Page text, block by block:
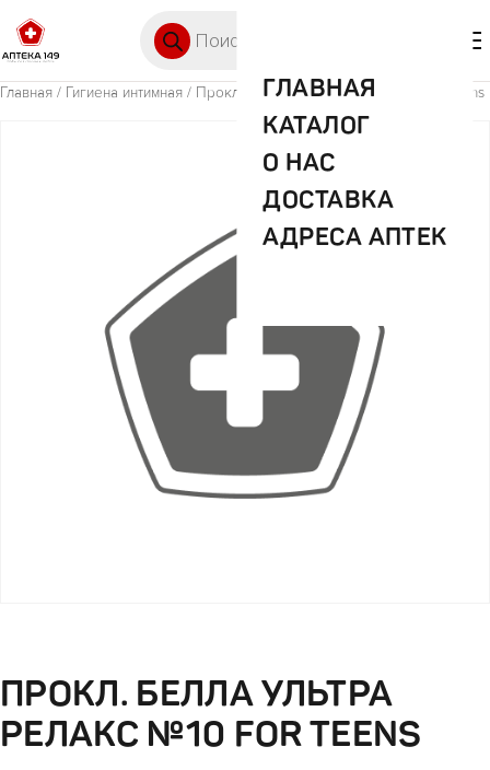
ГЛАВНАЯ
КАТАЛОГ
О НАС
ДОСТАВКА
АДРЕСА АПТЕК
Главная / Гигиена интимная / Прокл. Белла ультра релакс №10 for teens
ПРОКЛ. БЕЛЛА УЛЬТРА
РЕЛАКС №10 FOR TEENS